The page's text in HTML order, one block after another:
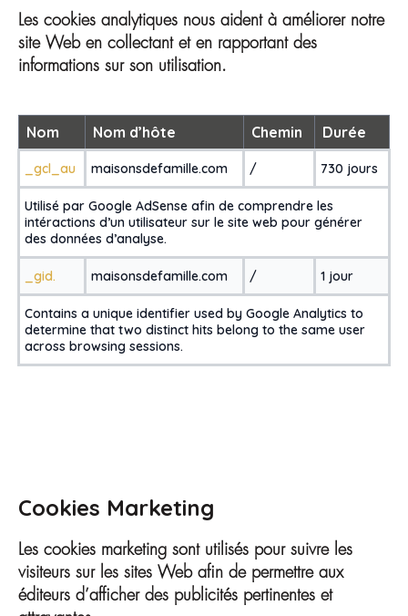
Les cookies analytiques nous aident à améliorer notre
site Web en collectant et en rapportant des
informations sur son utilisation.
Nom Nom d’hôte Chemin Durée
_gcl_au maisonsdefamille.com / 730 jours
Utilisé par Google AdSense afin de comprendre les
intéractions d’un utilisateur sur le site web pour générer
des données d’analyse.
_gid. maisonsdefamille.com / 1 jour
Contains a unique identifier used by Google Analytics to
determine that two distinct hits belong to the same user
across browsing sessions.
Cookies Marketing
Les cookies marketing sont utilisés pour suivre les
visiteurs sur les sites Web afin de permettre aux
éditeurs d’afficher des publicités pertinentes et